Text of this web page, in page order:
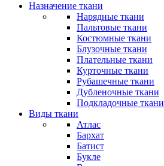
Назначение ткани
Нарядные ткани
Пальтовые ткани
Костюмные ткани
Блузочные ткани
Плательные ткани
Курточные ткани
Рубашечные ткани
Дубленочные ткани
Подкладочные ткани
Виды ткани
Атлас
Бархат
Батист
Букле